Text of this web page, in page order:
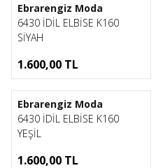
Ebrarengiz Moda
6430 İDİL ELBİSE K160
SİYAH
1.600,00 TL
1
Ebrarengiz Moda
6430 İDİL ELBİSE K160
YEŞİL
1.600,00 TL